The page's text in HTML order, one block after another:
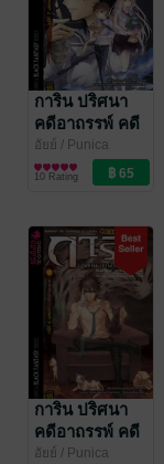
การิน ปริศนา
คดีอาถรรพ์ คดี
7 บายศรีสังหาร
บทกลาง
อัยย์ / Punica
Comic
การ์ตูนทั่วไป
10 Rating
การิน ปริศนา
คดีอาถรรพ์ คดี
6 บทกวีวิฬาร์
อัยย์ / Punica